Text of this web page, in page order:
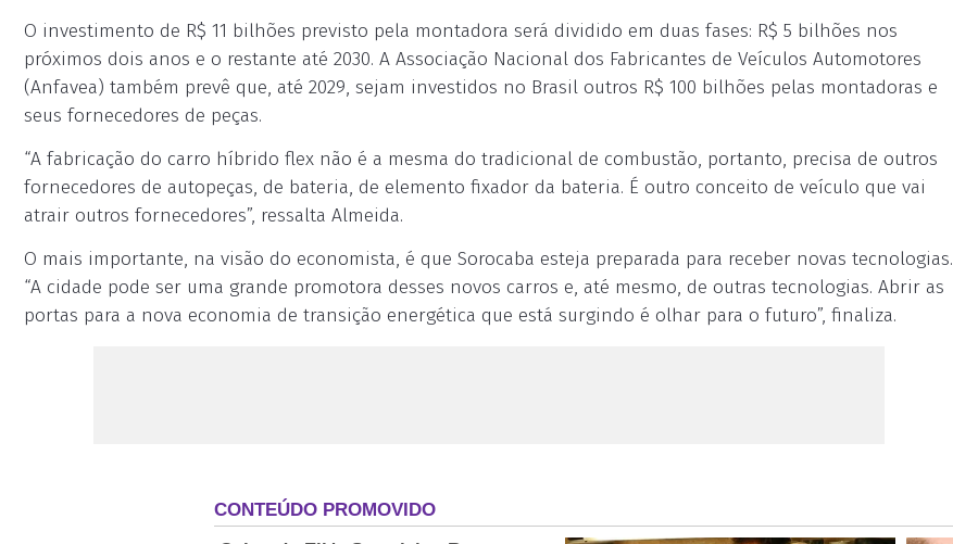
O investimento de R$ 11 bilhões previsto pela montadora será dividido em duas fases: R$ 5 bilhões nos
próximos dois anos e o restante até 2030. A Associação Nacional dos Fabricantes de Veículos Automotores
(Anfavea) também prevê que, até 2029, sejam investidos no Brasil outros R$ 100 bilhões pelas montadoras e
seus fornecedores de peças.
“A fabricação do carro híbrido flex não é a mesma do tradicional de combustão, portanto, precisa de outros
fornecedores de autopeças, de bateria, de elemento fixador da bateria. É outro conceito de veículo que vai
atrair outros fornecedores”, ressalta Almeida.
O mais importante, na visão do economista, é que Sorocaba esteja preparada para receber novas tecnologias.
“A cidade pode ser uma grande promotora desses novos carros e, até mesmo, de outras tecnologias. Abrir as
portas para a nova economia de transição energética que está surgindo é olhar para o futuro”, finaliza.